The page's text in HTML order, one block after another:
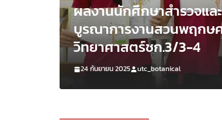
ผลงานนักศึกษาสำรวจแ
บูรณาการงานสวนพฤกษศ
วิทยาศาสตร์ชก.3/3-4
24 กันยายน 2025 utc_botanical